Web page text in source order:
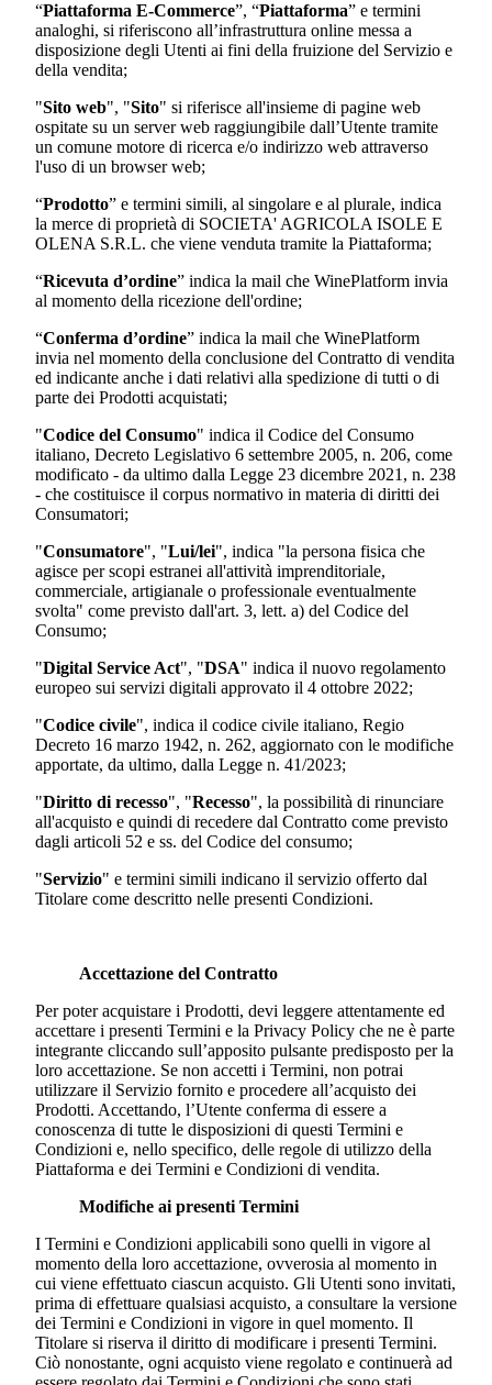
“Piattaforma E-Commerce”, “Piattaforma” e termini
analoghi, si riferiscono all’infrastruttura online messa a
disposizione degli Utenti ai fini della fruizione del Servizio e
della vendita;
"Sito web", "Sito" si riferisce all'insieme di pagine web
ospitate su un server web raggiungibile dall’Utente tramite
un comune motore di ricerca e/o indirizzo web attraverso
l'uso di un browser web;
“Prodotto” e termini simili, al singolare e al plurale, indica
la merce di proprietà di SOCIETA' AGRICOLA ISOLE E
OLENA S.R.L. che viene venduta tramite la Piattaforma;
“Ricevuta d’ordine” indica la mail che WinePlatform invia
al momento della ricezione dell'ordine;
“Conferma d’ordine” indica la mail che WinePlatform
invia nel momento della conclusione del Contratto di vendita
ed indicante anche i dati relativi alla spedizione di tutti o di
parte dei Prodotti acquistati;
"Codice del Consumo" indica il Codice del Consumo
italiano, Decreto Legislativo 6 settembre 2005, n. 206, come
modificato - da ultimo dalla Legge 23 dicembre 2021, n. 238
- che costituisce il corpus normativo in materia di diritti dei
Consumatori;
"Consumatore", "Lui/lei", indica "la persona fisica che
agisce per scopi estranei all'attività imprenditoriale,
commerciale, artigianale o professionale eventualmente
svolta" come previsto dall'art. 3, lett. a) del Codice del
Consumo;
"Digital Service Act", "DSA" indica il nuovo regolamento
europeo sui servizi digitali approvato il 4 ottobre 2022;
"Codice civile", indica il codice civile italiano, Regio
Decreto 16 marzo 1942, n. 262, aggiornato con le modifiche
apportate, da ultimo, dalla Legge n. 41/2023;
"Diritto di recesso", "Recesso", la possibilità di rinunciare
all'acquisto e quindi di recedere dal Contratto come previsto
dagli articoli 52 e ss. del Codice del consumo;
"Servizio" e termini simili indicano il servizio offerto dal
Titolare come descritto nelle presenti Condizioni.
Accettazione del Contratto
Per poter acquistare i Prodotti, devi leggere attentamente ed
accettare i presenti Termini e la Privacy Policy che ne è parte
integrante cliccando sull’apposito pulsante predisposto per la
loro accettazione. Se non accetti i Termini, non potrai
utilizzare il Servizio fornito e procedere all’acquisto dei
Prodotti. Accettando, l’Utente conferma di essere a
conoscenza di tutte le disposizioni di questi Termini e
Condizioni e, nello specifico, delle regole di utilizzo della
Piattaforma e dei Termini e Condizioni di vendita.
Modifiche ai presenti Termini
I Termini e Condizioni applicabili sono quelli in vigore al
momento della loro accettazione, ovverosia al momento in
cui viene effettuato ciascun acquisto. Gli Utenti sono invitati,
prima di effettuare qualsiasi acquisto, a consultare la versione
dei Termini e Condizioni in vigore in quel momento. Il
Titolare si riserva il diritto di modificare i presenti Termini.
Ciò nonostante, ogni acquisto viene regolato e continuerà ad